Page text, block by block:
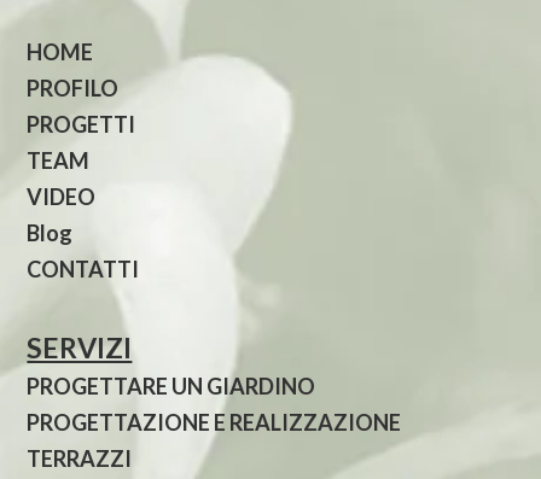
HOME
PROFILO
PROGETTI
TEAM
VIDEO
Blog
CONTATTI
SERVIZI
PROGETTARE UN GIARDINO
PROGETTAZIONE E REALIZZAZIONE
TERRAZZI